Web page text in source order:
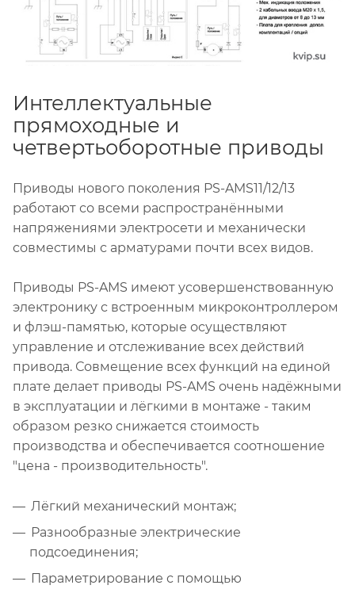
Интеллектуальные
прямоходные и
четвертьоборотные приводы
Приводы нового поколения PS-AMS11/12/13
работают со всеми распространёнными
напряжениями электросети и механически
совместимы с арматурами почти всех видов.
Приводы PS-AMS имеют усовершенствованную
электронику с встроенным микроконтроллером
и флэш-памятью, которые осуществляют
управление и отслеживание всех действий
привода. Совмещение всех функций на единой
плате делает приводы PS-AMS очень надёжными
в эксплуатации и лёгкими в монтаже - таким
образом резко снижается стоимость
производства и обеспечивается соотношение
"цена - производительность".
Лёгкий механический монтаж;
Разнообразные электрические
подсоединения;
Параметрирование с помощью